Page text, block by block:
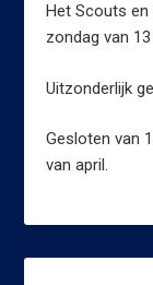
Het Scouts
zondag van
Uitzonderlijk
Gesloten van
van april.